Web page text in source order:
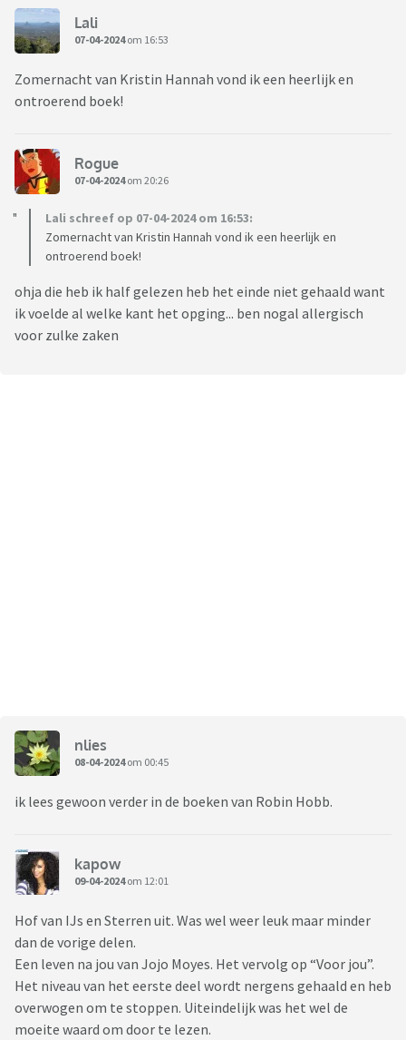
Lali
07-04-2024om 16:53
Zomernacht van Kristin Hannah vond ik een heerlijk en
ontroerend boek!
Rogue
07-04-2024om 20:26
Lali schreef op 07-04-2024 om 16:53:
Zomernacht van Kristin Hannah vond ik een heerlijk en
ontroerend boek!
ohja die heb ik half gelezen heb het einde niet gehaald want
ik voelde al welke kant het opging... ben nogal allergisch
voor zulke zaken
nlies
08-04-2024om 00:45
ik lees gewoon verder in de boeken van Robin Hobb.
kapow
09-04-2024om 12:01
Hof van IJs en Sterren uit. Was wel weer leuk maar minder
dan de vorige delen.
Een leven na jou van Jojo Moyes. Het vervolg op “Voor jou”.
Het niveau van het eerste deel wordt nergens gehaald en heb
overwogen om te stoppen. Uiteindelijk was het wel de
moeite waard om door te lezen.